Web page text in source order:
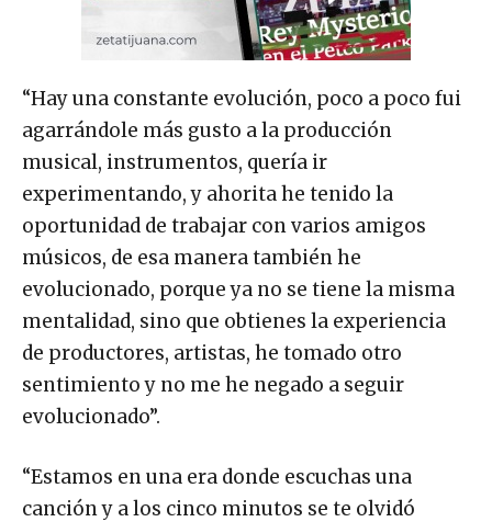
“Hay una constante evolución, poco a poco fui
agarrándole más gusto a la producción
musical, instrumentos, quería ir
experimentando, y ahorita he tenido la
oportunidad de trabajar con varios amigos
músicos, de esa manera también he
evolucionado, porque ya no se tiene la misma
mentalidad, sino que obtienes la experiencia
de productores, artistas, he tomado otro
sentimiento y no me he negado a seguir
evolucionado”.
“Estamos en una era donde escuchas una
canción y a los cinco minutos se te olvidó